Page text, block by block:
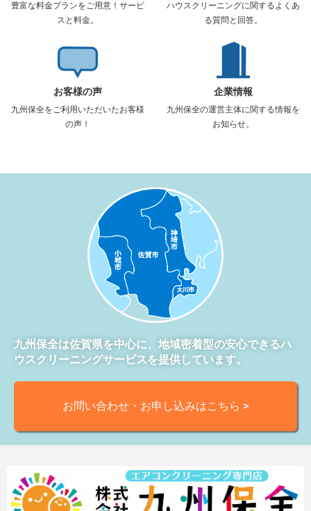
豊富な料金プランをご用意！サービ
スと料金。
ハウスクリーニングに関するよくあ
る質問と回答。
お客様の声
九州保全をご利用いただいたお客様
の声！
企業情報
九州保全の運営主体に関する情報を
お知らせ。
九州保全は佐賀県を中心に、地域密着型の安心できるハ
ウスクリーニングサービスを提供しています。
お問い合わせ・お申し込みはこちら >